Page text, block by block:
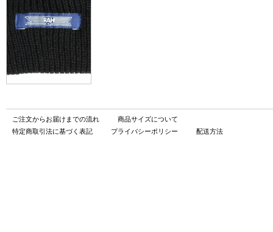
ご注文からお届けまでの流れ
商品サイズについて
特定商取引法に基づく表記
プライバシーポリシー 配送方法